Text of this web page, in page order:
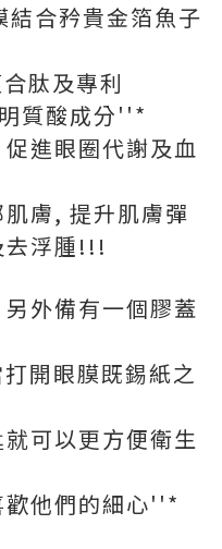
合矜貴金箔魚子
肽及專利
質酸成分''*
進眼圈代謝及血
膚, 提升肌膚彈
去浮腫!!!
外備有一個膠蓋
開眼膜既錫紙之
可以更方便衛生
歡他們的細心''*